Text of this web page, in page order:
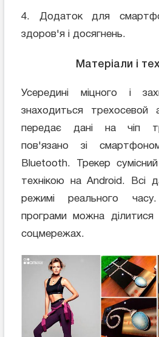
4. Додаток для
здоров'я і досягнень.
Матеріали і
Усередині міцного і
знаходиться трехосевой
передає дані на чіп
пов'язано зі
Bluetooth. Трекер
технікою на Android. Всі
режимі реального
програми можна ділитися
соцмережах.